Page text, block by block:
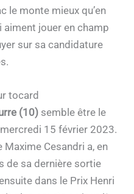
le monte mieux qu’en
aiment jouer en champ
sur sa candidature
tocard
(10) semble être le
15 février 2023.
Maxime Cesandri a, en
de sa dernière sortie
dans le Prix Henri